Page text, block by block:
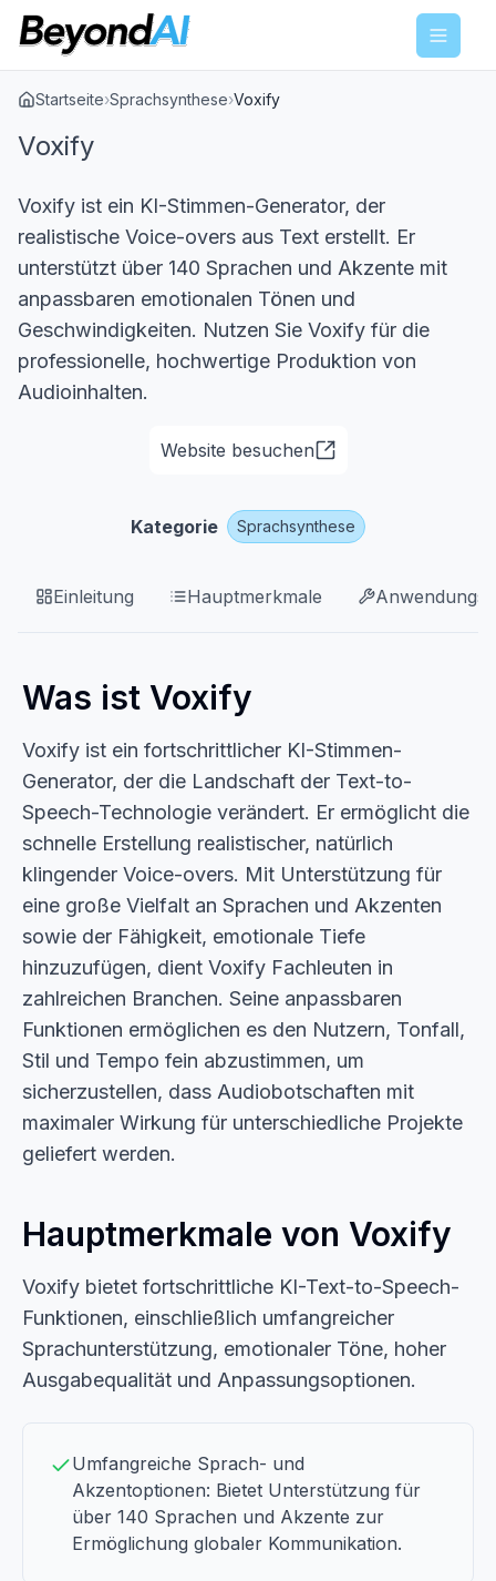
Menu
Startseite›Sprachsynthese›Voxify
Voxify
Voxify ist ein KI-Stimmen-Generator, der
realistische Voice-overs aus Text erstellt. Er
unterstützt über 140 Sprachen und Akzente mit
anpassbaren emotionalen Tönen und
Geschwindigkeiten. Nutzen Sie Voxify für die
professionelle, hochwertige Produktion von
Audioinhalten.
Website besuchen
Kategorie Sprachsynthese
Einleitung Hauptmerkmale
Was ist Voxify
Voxify ist ein fortschrittlicher KI-Stimmen-
Generator, der die Landschaft der Text-to-
Speech-Technologie verändert. Er ermöglicht die
schnelle Erstellung realistischer, natürlich
klingender Voice-overs. Mit Unterstützung für
eine große Vielfalt an Sprachen und Akzenten
sowie der Fähigkeit, emotionale Tiefe
hinzuzufügen, dient Voxify Fachleuten in
zahlreichen Branchen. Seine anpassbaren
Funktionen ermöglichen es den Nutzern, Tonfall,
Stil und Tempo fein abzustimmen, um
sicherzustellen, dass Audiobotschaften mit
maximaler Wirkung für unterschiedliche Projekte
geliefert werden.
Hauptmerkmale von Voxify
Voxify bietet fortschrittliche KI-Text-to-Speech-
Funktionen, einschließlich umfangreicher
Sprachunterstützung, emotionaler Töne, hoher
Ausgabequalität und Anpassungsoptionen.
Umfangreiche Sprach- und
Akzentoptionen: Bietet Unterstützung für
über 140 Sprachen und Akzente zur
Ermöglichung globaler Kommunikation.